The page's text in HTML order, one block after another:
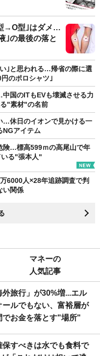
→O型｣はダメ…
｣の最後の落と
｣と思われる…帰省の際に選
のポロシャツ｣
国のITもEVも壊滅させる力
"素材"の名前
…休日のイオンで見かける一
NGアイテム
険…標高599ｍの高尾山で年
いる"張本人"
6000人×28年追跡調査で判
い関係
マネーの
人気記事
外旅行」が30%増...エル
ールでもない、富裕層が
でお金を落とす"場所"
保すべきは水でも食料で